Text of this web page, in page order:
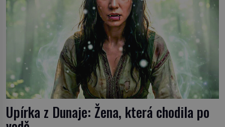
Upírka z Dunaje: Žena, která chodila po